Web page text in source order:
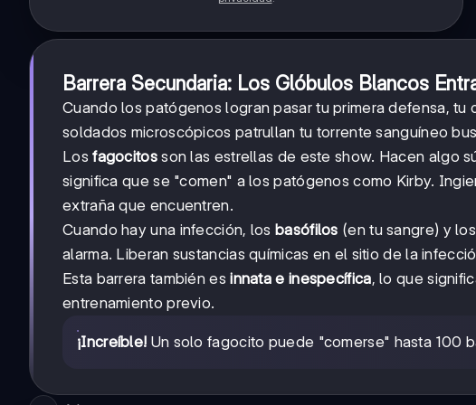
Barrera Secundaria: Los Glóbulos Blancos
Cuando los patógenos logran pasar tu primera defensa, tu
soldados microscópicos patrullan tu torrente sanguíneo
Losfagocitosson las estrellas de este show. Hacen algo
significa que se "comen" a los patógenos como Kirby.
extraña que encuentren.
Cuando hay una infección, los basófilos (en tu sangre) y
alarma. Liberan sustancias químicas en el sitio de la
Esta barrera también esinnata e inespecífica, lo que
entrenamiento previo.
¡Increíble! Un solo fagocito puede "comerse" hasta 100